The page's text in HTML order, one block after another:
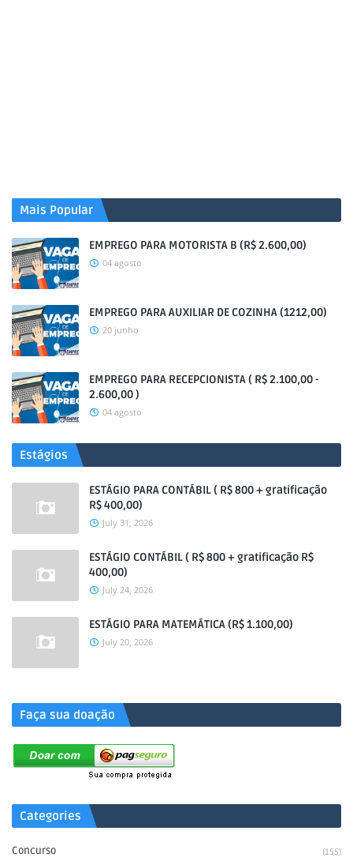
Mais Popular
EMPREGO PARA MOTORISTA B (R$ 2.600,00)
04 agosto
EMPREGO PARA AUXILIAR DE COZINHA (1212,00)
20 junho
EMPREGO PARA RECEPCIONISTA ( R$ 2.100,00 -
2.600,00 )
04 agosto
Estágios
ESTÁGIO PARA CONTÁBIL ( R$ 800 + gratificação
R$ 400,00)
July 31, 2026
ESTÁGIO CONTÁBIL ( R$ 800 + gratificação R$
400,00)
July 24, 2026
ESTÁGIO PARA MATEMÁTICA (R$ 1.100,00)
July 20, 2026
Faça sua doação
Categories
Concurso (155)